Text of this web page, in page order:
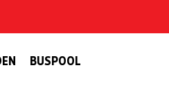
BUSPOOL